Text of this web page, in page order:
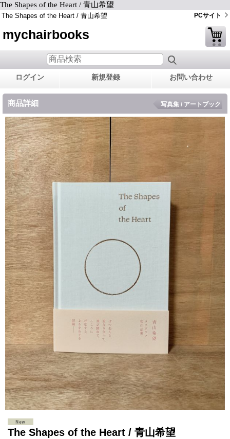
The Shapes of the Heart / 青山希望
The Shapes of the Heart / 青山希望 PCサイト
mychairbooks
ログイン 新規登録 お問い合わせ
商品詳細 写真集 / アートブック
The Shapes of the Heart / 青山希望